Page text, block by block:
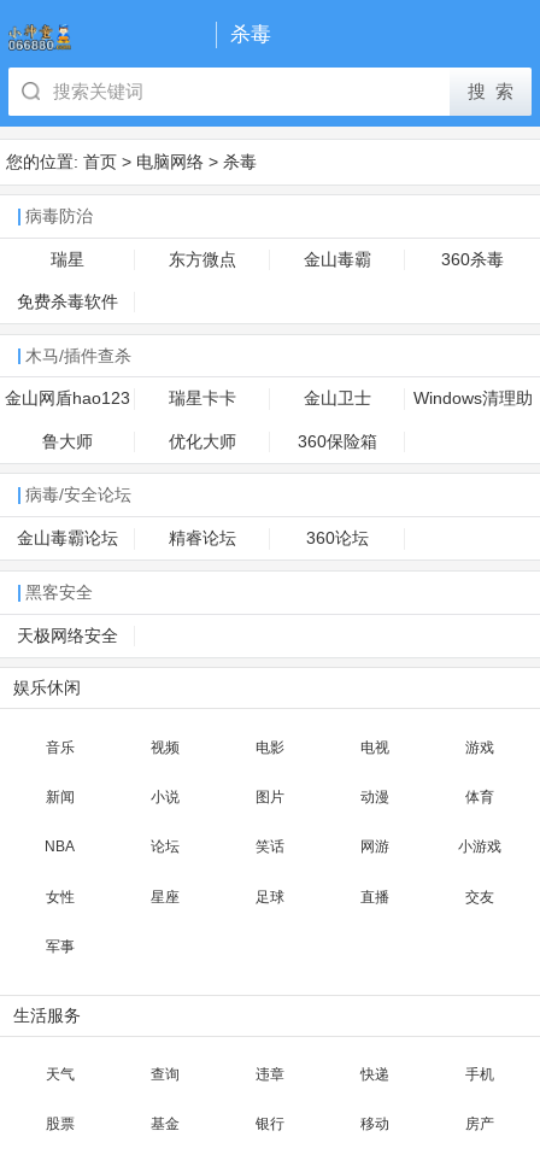
杀毒
您的位置: 首页 > 电脑网络 > 杀毒
病毒防治
瑞星 东方微点 金山毒霸 360杀毒
免费杀毒软件
木马/插件查杀
金山网盾hao123
专版
瑞星卡卡 金山卫士 Windows清理助
鲁大师 优化大师 360保险箱
病毒/安全论坛
金山毒霸论坛 精睿论坛 360论坛
黑客安全
天极网络安全
娱乐休闲
音乐 视频 电影 电视 游戏
新闻 小说 图片 动漫 体育
NBA 论坛 笑话 网游 小游戏
女性 星座 足球 直播 交友
军事
生活服务
天气 查询 违章 快递 手机
股票 基金 银行 移动 房产